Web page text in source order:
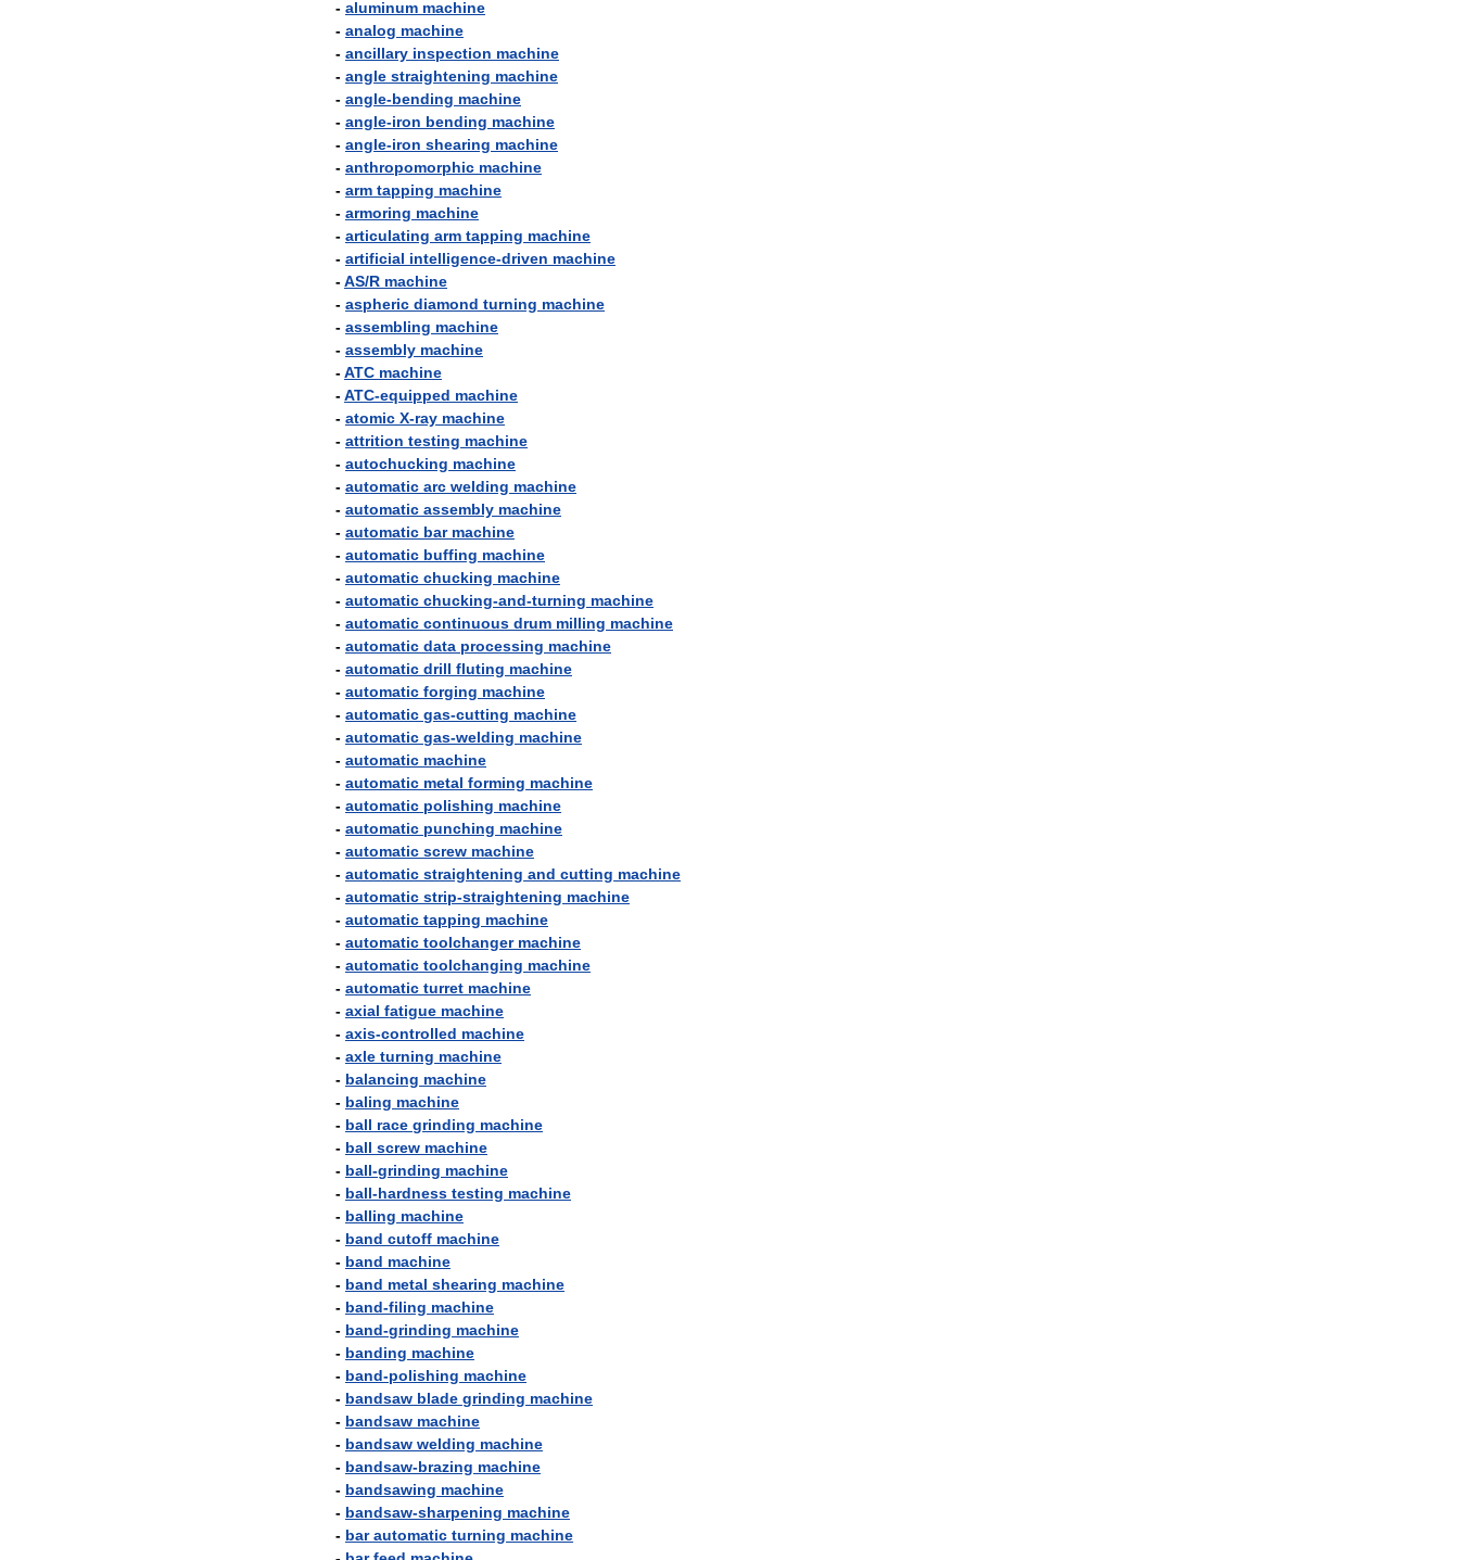
- aluminum machine
- analog machine
- ancillary inspection machine
- angle straightening machine
- angle-bending machine
- angle-iron bending machine
- angle-iron shearing machine
- anthropomorphic machine
- arm tapping machine
- armoring machine
- articulating arm tapping machine
- artificial intelligence-driven machine
-AS/R machine
- aspheric diamond turning machine
- assembling machine
- assembly machine
-ATC machine
-ATC-equipped machine
- atomic X-ray machine
- attrition testing machine
- autochucking machine
- automatic arc welding machine
- automatic assembly machine
- automatic bar machine
- automatic buffing machine
- automatic chucking machine
- automatic chucking-and-turning machine
- automatic continuous drum milling machine
- automatic data processing machine
- automatic drill fluting machine
- automatic forging machine
- automatic gas-cutting machine
- automatic gas-welding machine
- automatic machine
- automatic metal forming machine
- automatic polishing machine
- automatic punching machine
- automatic screw machine
- automatic straightening and cutting machine
- automatic strip-straightening machine
- automatic tapping machine
- automatic toolchanger machine
- automatic toolchanging machine
- automatic turret machine
- axial fatigue machine
- axis-controlled machine
- axle turning machine
- balancing machine
- baling machine
- ball race grinding machine
- ball screw machine
- ball-grinding machine
- ball-hardness testing machine
- balling machine
- band cutoff machine
- band machine
- band metal shearing machine
- band-filing machine
- band-grinding machine
- banding machine
- band-polishing machine
- bandsaw blade grinding machine
- bandsaw machine
- bandsaw welding machine
- bandsaw-brazing machine
- bandsawing machine
- bandsaw-sharpening machine
- bar automatic turning machine